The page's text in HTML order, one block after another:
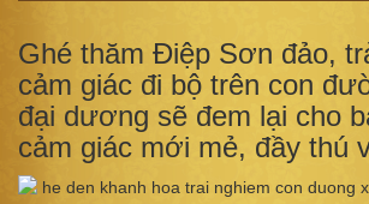
Ghé thăm Điệp Sơn đảo,
cảm giác đi bộ trên con
đại dương sẽ đem lại cho
cảm giác mới mẻ, đầy thú